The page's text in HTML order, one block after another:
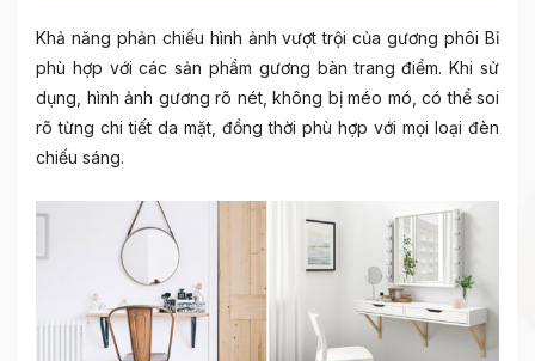
Khả năng phản chiếu hình ảnh vượt trội của gương phôi Bỉ
phù hợp với các sản phẩm gương bàn trang điểm. Khi sử
dụng, hình ảnh gương rõ nét, không bị méo mó, có thể soi
rõ từng chi tiết da mặt, đồng thời phù hợp với mọi loại đèn
chiếu sáng.